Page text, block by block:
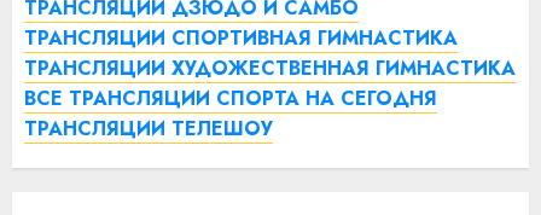
ТРАНСЛЯЦИИ ДЗЮДО И САМБО
ТРАНСЛЯЦИИ СПОРТИВНАЯ ГИМНАСТИКА
ТРАНСЛЯЦИИ ХУДОЖЕСТВЕННАЯ ГИМНАСТИКА
ВСЕ ТРАНСЛЯЦИИ СПОРТА НА СЕГОДНЯ
ТРАНСЛЯЦИИ ТЕЛЕШОУ